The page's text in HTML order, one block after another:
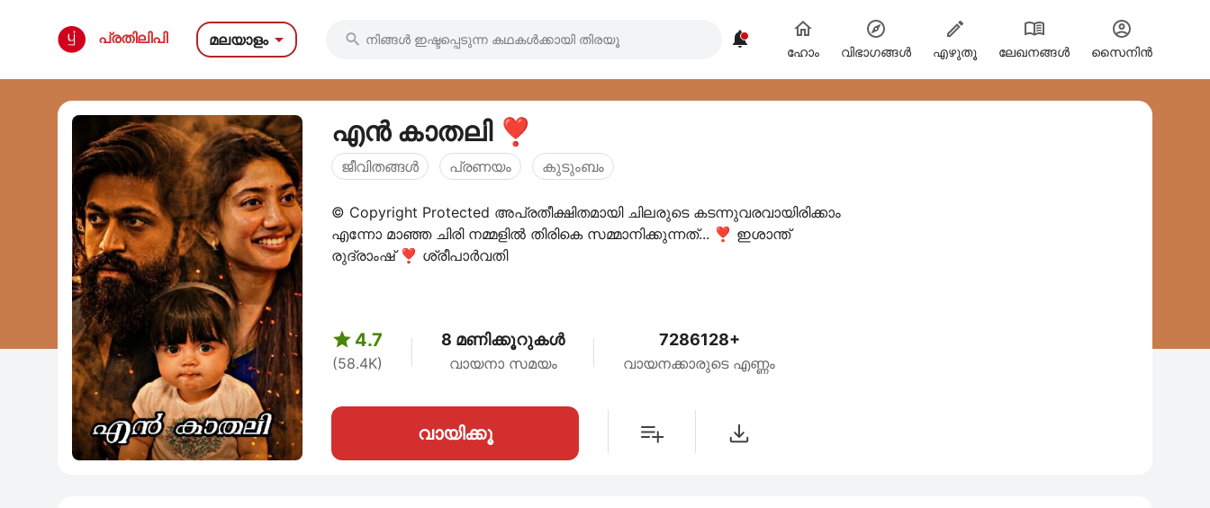
പ്രതിലിപി മലയാളം  
ഹോം വിഭാഗങ്ങള്‍ എഴുതൂ ലേഖനങ്ങൾ സൈനിന്‍
എൻ കാതലി ❣️
ജീവിതങ്ങള്‍ പ്രണയം കുടുംബം
© Copyright Protected അപ്രതീക്ഷിതമായി ചിലരുടെ കടന്നുവരവായിരിക്കാം
എന്നോ മാഞ്ഞ ചിരി നമ്മളിൽ തിരികെ സമ്മാനിക്കുന്നത്... ❣️ ഇശാന്ത്
രുദ്രാംഷ് ❣️ ശ്രീപാർവതി
 4.7
(58.4K)
8 മണിക്കൂറുകൾ
വായനാ സമയം
7286128+
വായനക്കാരുടെ എണ്ണം
വായിക്കൂ